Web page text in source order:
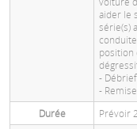
aider le
série(s)
position
-
-
Durée
Prévoir